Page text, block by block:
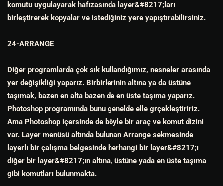
komutu uygulayarak hafızasında layer&#8217;ları
birleştirerek kopyalar ve istediğiniz yere yapıştırabilirsiniz.
24-ARRANGE
Diğer programlarda çok sık kullandığımız, nesneler arasında
yer değişikliği yaparız. Birbirlerinin altına ya da üstüne
taşımak, bazen en alta bazen de en üste taşıma yaparız.
Photoshop programında bunu genelde elle grçekleştiririz.
Ama Photoshop içersinde de böyle bir araç ve komut dizini
var. Layer menüsü altında bulunan Arrange sekmesinde
layerlı bir çalışma belgesinde herhangi bir layer&#8217;ı
diğer bir layer&#8217;ın altına, üstüne yada en üste taşıma
gibi komutları bulunmakta.